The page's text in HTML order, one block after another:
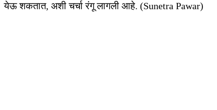
येऊ शकतात, अशी चर्चा रंगू लागली आहे. (Sunetra Pawar)